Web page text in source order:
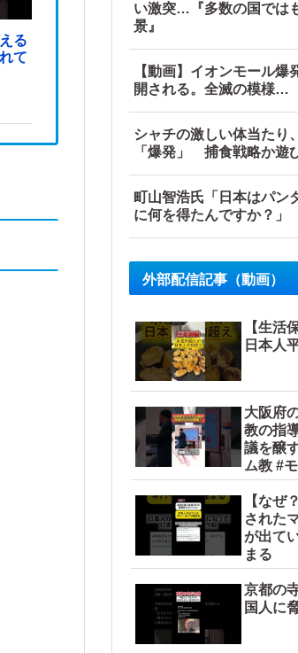
る
て
い激突…『多数の国では
景』
【動画】イオンモール爆
開される。全滅の模様…
シャチの激しい体当たり
「爆発」 捕食戦略か遊
町山智浩氏「日本はパン
に何を得たんですか？」
外部配信記事（動画）
【生活
日本人
大阪府
教の指
議を醸す！
ム教 #
【なぜ
された
が出て
まる
京都の
国人に